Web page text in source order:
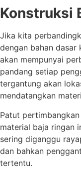
Konstruksi
Jika kita
dengan bahan dasar
akan mempunyai
pandang setiap
tergantung akan
mendatangkan
Patut
material baja ringan
sering diganggu
dan bahkan
tertentu.